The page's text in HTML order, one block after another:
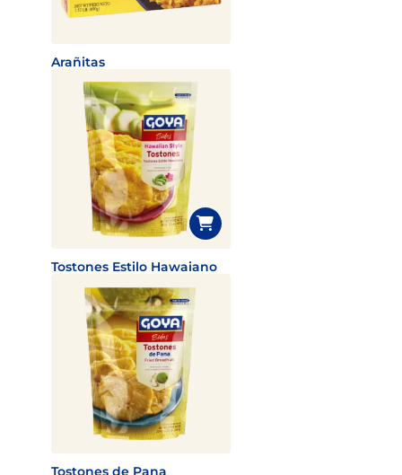
Arañitas
Tostones Estilo Hawaiano
Tostones de Pana